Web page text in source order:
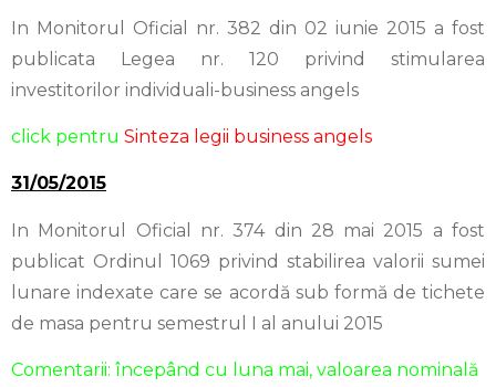
In Monitorul Oficial nr. 382 din 02 iunie 2015 a fost
publicata Legea nr. 120 privind stimularea
investitorilor individuali-business angels
click pentru Sinteza legii business angels
31/05/2015
In Monitorul Oficial nr. 374 din 28 mai 2015 a fost
publicat Ordinul 1069 privind stabilirea valorii sumei
lunare indexate care se acordă sub formă de tichete
de masa pentru semestrul I al anului 2015
Comentarii: începând cu luna mai, valoarea nominală